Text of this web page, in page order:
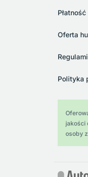
Płatność
Oferta
Polityka
jakości
osoby